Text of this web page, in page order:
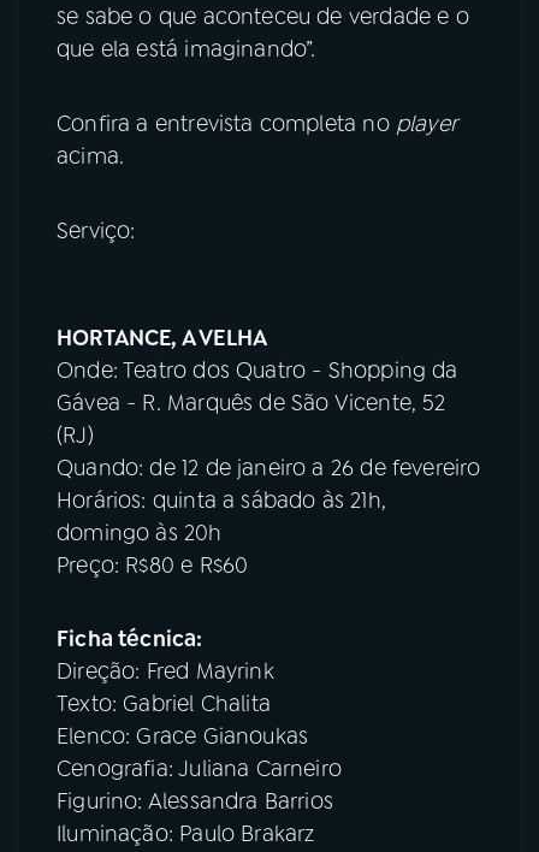
se sabe o que aconteceu de verdade e o
que ela está imaginando”.
Confira a entrevista completa no player
acima.
Serviço:
HORTANCE, A VELHA
Onde: Teatro dos Quatro - Shopping da
Gávea - R. Marquês de São Vicente, 52
(RJ)
Quando: de 12 de janeiro a 26 de fevereiro
Horários: quinta a sábado às 21h,
domingo às 20h
Preço: R$80 e R$60
Ficha técnica:
Direção: Fred Mayrink
Texto: Gabriel Chalita
Elenco: Grace Gianoukas
Cenografia: Juliana Carneiro
Figurino: Alessandra Barrios
Iluminação: Paulo Brakarz